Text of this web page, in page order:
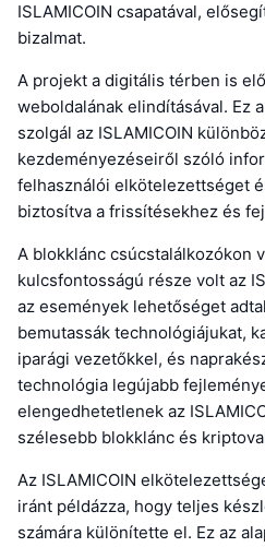
ISLAMICOIN csapatával,
bizalmat.
A projekt a digitális térben is
weboldalának elindításával. Ez
szolgál az ISLAMICOIN
kezdeményezéseiről szóló
felhasználói elkötelezettséget
biztosítva a frissítésekhez és
A blokklánc csúcstalálkozókon
kulcsfontosságú része volt az
az események lehetőséget
bemutassák technológiájukat,
iparági vezetőkkel, és
technológia legújabb
elengedhetetlenek az
szélesebb blokklánc és
Az ISLAMICOIN
iránt példázza, hogy teljes
számára különítette el. Ez az